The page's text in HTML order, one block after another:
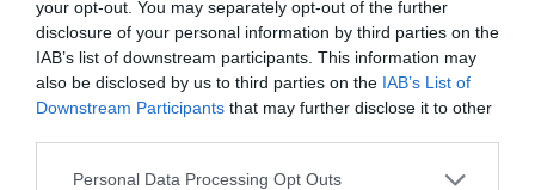
your opt-out. You may separately opt-out of the further
disclosure of your personal information by third parties on the
IAB’s list of downstream participants. This information may
also be disclosed by us to third parties on the IAB’s List of
Downstream Participants that may further disclose it to other
Personal Data Processing Opt Outs
et de Promotion Sociale (CSPS) et les agents
itinérants de santé (AIS) seront habilités à
l’administrer au niveau communautaire.
Contrairement au depo provera qui est en intra